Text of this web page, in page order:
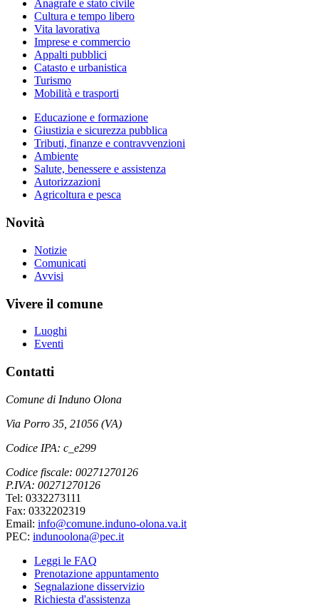
Anagrafe e stato civile
Cultura e tempo libero
Vita lavorativa
Imprese e commercio
Appalti pubblici
Catasto e urbanistica
Turismo
Mobilità e trasporti
Educazione e formazione
Giustizia e sicurezza pubblica
Tributi, finanze e contravvenzioni
Ambiente
Salute, benessere e assistenza
Autorizzazioni
Agricoltura e pesca
Novità
Notizie
Comunicati
Avvisi
Vivere il comune
Luoghi
Eventi
Contatti
Comune di Induno Olona
Via Porro 35, 21056 (VA)
Codice IPA: c_e299
Codice fiscale: 00271270126
P.IVA: 00271270126
Tel: 0332273111
Fax: 0332202319
Email: info@comune.induno-olona.va.it
PEC: indunoolona@pec.it
Leggi le FAQ
Prenotazione appuntamento
Segnalazione disservizio
Richiesta d'assistenza